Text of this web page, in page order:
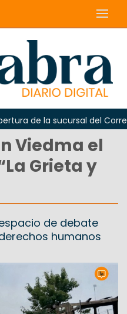
de la sucursal del Correo
Viedma el
Grieta y
de debate
humanos